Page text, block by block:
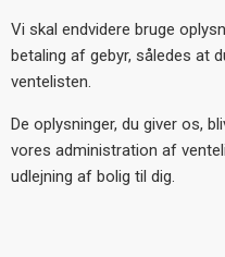
Vi skal endvidere bruge
betaling af gebyr, således at
ventelisten.
De oplysninger, du giver os,
vores administration af
udlejning af bolig til dig.